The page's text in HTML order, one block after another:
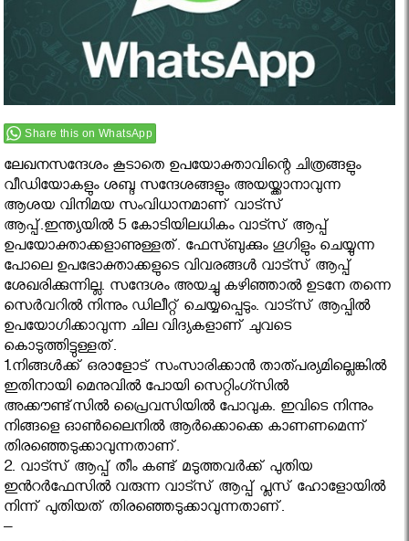
Share this on WhatsApp
ലേഖനസന്ദേശം കൂടാതെ ഉപയോക്താവിന്റെ ചിത്രങ്ങളും
വീഡിയോകളും ശബ്ദ സന്ദേശങ്ങളും അയയ്ക്കാനാവുന്ന
ആശയ വിനിമയ സംവിധാനമാണ് വാട്സ്
ആപ്പ്.ഇന്ത്യയിൽ 5 കോടിയിലധികം വാട്സ് ആപ്പ്
ഉപയോക്താക്കളാണുള്ളത്. ഫേസ്ബുക്കും ഗൂഗിളും ചെയ്യുന്ന
പോലെ ഉപഭോക്താക്കളുടെ വിവരങ്ങൾ വാട്സ് ആപ്പ്
ശേഖരിക്കുന്നില്ല. സന്ദേശം അയച്ചു കഴിഞ്ഞാൽ ഉടനേ തന്നെ
സെർവറിൽ നിന്നും ഡിലീറ്റ് ചെയ്യപ്പെടും. വാട്സ് ആപ്പിൽ
ഉപയോഗിക്കാവുന്ന ചില വിദ്യകളാണ് ചുവടെ
കൊടുത്തിട്ടുള്ളത്.
1.നിങ്ങൾക്ക് ഒരാളോട് സംസാരിക്കാൻ താത്പര്യമില്ലെങ്കിൽ
ഇതിനായി മെനുവിൽ പോയി സെറ്റിംഗ്സിൽ
അക്കൗണ്ട്സിൽ പ്രൈവസിയിൽ പോവുക. ഇവിടെ നിന്നും
നിങ്ങളെ ഓണ്‍ലൈനിൽ ആർക്കൊക്കെ കാണണമെന്ന്
തിരഞ്ഞെടുക്കാവുന്നതാണ്‌.
2. വാട്സ് ആപ്പ് തീം കണ്ട് മടുത്തവർക്ക് പുതിയ
ഇൻറർഫേസിൽ വരുന്ന വാട്സ് ആപ്പ് പ്ലസ് ഹോളോയിൽ
നിന്ന് പുതിയത് തിരഞ്ഞെടുക്കാവുന്നതാണ്.
–